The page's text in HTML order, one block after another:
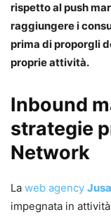
rispetto al push
raggiungere i
prima di proporgli
proprie attività.
Inbound
strategie
Network
La web agency
impegnata in